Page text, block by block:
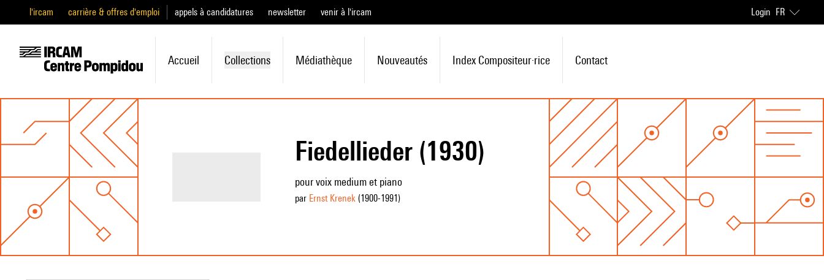
l'ircam carrière & offres d'emploi appels à candidatures newsletter venir à l'ircam Login FR
Accueil Collections Médiathèque Nouveautés Index Compositeur·rice Contact
Fiedellieder (1930)
pour voix medium et piano
par Ernst Krenek(1900-1991)